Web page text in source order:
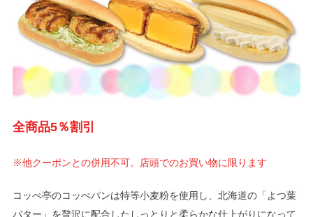
全商品5％割引
※他クーポンとの併用不可。店頭でのお買い物に限ります
コッぺ亭のコッぺパンは特等小麦粉を使用し、北海道の「よつ葉
バター」を贅沢に配合したしっとりと柔らかな仕上がりになって